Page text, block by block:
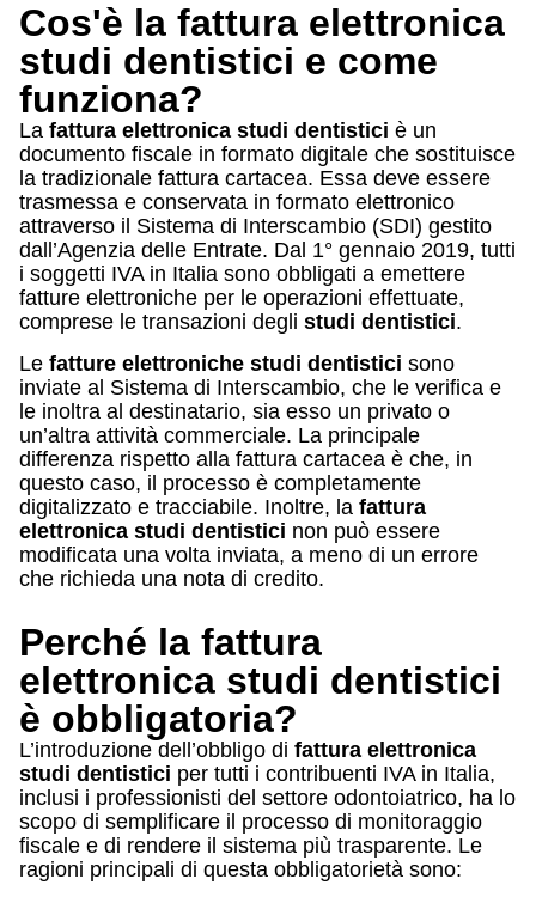
Cos'è la fattura elettronica
studi dentistici e come
funziona?
La fattura elettronica studi dentistici è un
documento fiscale in formato digitale che sostituisce
la tradizionale fattura cartacea. Essa deve essere
trasmessa e conservata in formato elettronico
attraverso il Sistema di Interscambio (SDI) gestito
dall’Agenzia delle Entrate. Dal 1° gennaio 2019, tutti
i soggetti IVA in Italia sono obbligati a emettere
fatture elettroniche per le operazioni effettuate,
comprese le transazioni degli studi dentistici.
Le fatture elettroniche studi dentistici sono
inviate al Sistema di Interscambio, che le verifica e
le inoltra al destinatario, sia esso un privato o
un’altra attività commerciale. La principale
differenza rispetto alla fattura cartacea è che, in
questo caso, il processo è completamente
digitalizzato e tracciabile. Inoltre, la fattura
elettronica studi dentistici non può essere
modificata una volta inviata, a meno di un errore
che richieda una nota di credito.
Perché la fattura
elettronica studi dentistici
è obbligatoria?
L’introduzione dell’obbligo di fattura elettronica
studi dentistici per tutti i contribuenti IVA in Italia,
inclusi i professionisti del settore odontoiatrico, ha lo
scopo di semplificare il processo di monitoraggio
fiscale e di rendere il sistema più trasparente. Le
ragioni principali di questa obbligatorietà sono: